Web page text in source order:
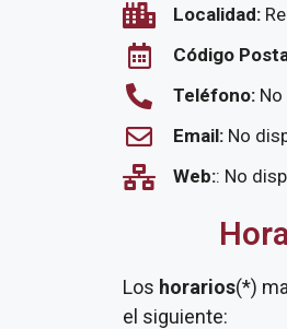
Localidad:
Código
Teléfono:
Email: No
Web:: No
Los horarios(*)
el siguiente: